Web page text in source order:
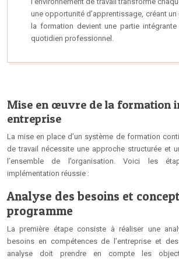
une opportunité d’apprentissage, créant
la formation devient une partie
quotidien professionnel.
Mise en œuvre de la formation
entreprise
La mise en place d’un système de formation
de travail nécessite une approche structurée et
l’ensemble de l’organisation. Voici les
implémentation réussie :
Analyse des besoins et
programme
La première étape consiste à réaliser une
besoins en compétences de l’entreprise et
analyse doit prendre en compte les